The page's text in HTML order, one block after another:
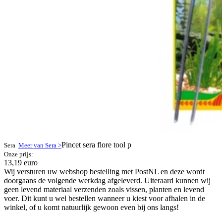
Sera Meer van Sera >Pincet sera flore tool p
Onze prijs:
13,19 euro
Wij versturen uw webshop bestelling met PostNL en deze wordt
doorgaans de volgende werkdag afgeleverd. Uiteraard kunnen wij
geen levend materiaal verzenden zoals vissen, planten en levend
voer. Dit kunt u wel bestellen wanneer u kiest voor afhalen in de
winkel, of u komt natuurlijk gewoon even bij ons langs!